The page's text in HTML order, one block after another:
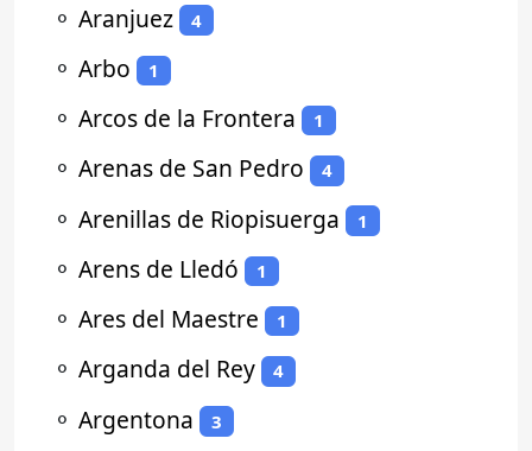
⚬ Aranjuez 4
⚬ Arbo 1
⚬ Arcos de la Frontera 1
⚬ Arenas de San Pedro 4
⚬ Arenillas de Riopisuerga 1
⚬ Arens de Lledó 1
⚬ Ares del Maestre 1
⚬ Arganda del Rey 4
⚬ Argentona 3